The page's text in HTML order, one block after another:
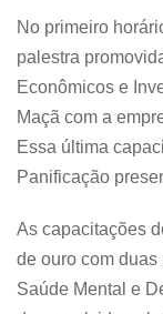
No primeiro
palestra
Econômicos e
Maçã com a
Essa última
Panificação
As capacitações
de ouro com
Saúde Mental e